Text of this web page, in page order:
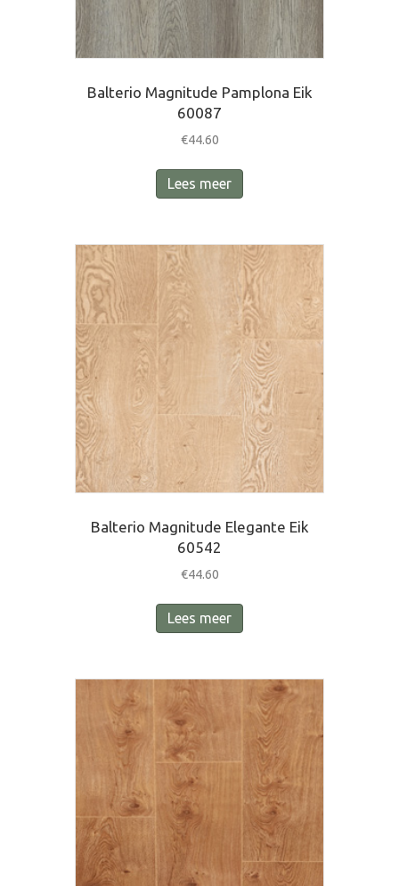
Balterio Magnitude Pamplona Eik
60087
€44.60
Lees meer
Balterio Magnitude Elegante Eik
60542
€44.60
Lees meer